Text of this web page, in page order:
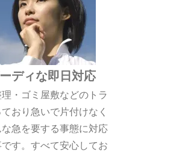
ディな即日対応
・ゴミ屋敷などのトラ
おり急いで片付けなく
急を要する事態に対応
す。すべて安心してお